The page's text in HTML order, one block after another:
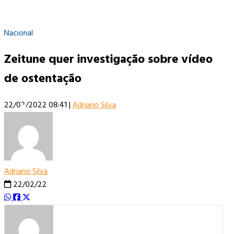
Nacional
Zeitune quer investigação sobre vídeo
de ostentação
22/02/2022 08:41|Adriano Silva
Adriano Silva
22/02/22